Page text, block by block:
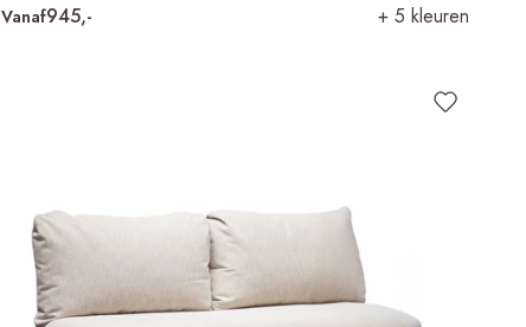
Vanaf945,- + 5 kleuren